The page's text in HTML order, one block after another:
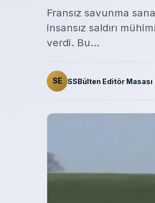
Fransız savunma
insansız saldırı
verdi. Bu…
SE SSBülten Editör Masası